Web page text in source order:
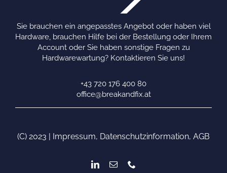
Sie brauchen ein angepasstes Angebot oder haben viel
Hardware, brauchen Hilfe bei der Bestellung oder Ihrem
Account oder Sie haben sonstige Fragen zu
Hardwarewartung? Kontaktieren Sie uns!
+43 720 176 400 80
office@breakandfix.at
(C) 2023 | Impressum, Datenschutzinformation, AGB